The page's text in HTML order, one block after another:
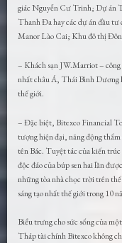
giác Nguyễn Cư Trinh; Dự án
Thanh Đa hay các dự án đầu
Manor Lào Cai; Khu đô thị
– Khách sạn JW.Marriot –
nhất châu Á, Thái Bình Dương
thế giới.
– Đặc biệt, Bitexco Financial
tượng hiện đại, năng động
tên Bác. Tuyệt tác của kiến
độc đáo của búp sen hai lần
những tòa nhà chọc trời trên
sáng tạo nhất thế giới trong 10
Biểu trưng cho sức sống của
Tháp tài chính Bitexco không